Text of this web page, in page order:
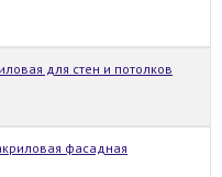
для стен и потолков
фасадная